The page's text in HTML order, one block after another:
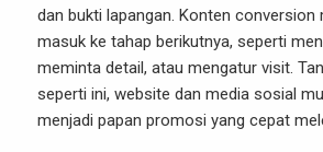
dan bukti lapangan. Konten conversion
masuk ke tahap berikutnya, seperti
meminta detail, atau mengatur visit.
seperti ini, website dan media sosial
menjadi papan promosi yang cepat